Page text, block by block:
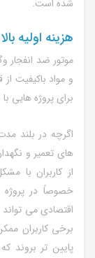
شده است.
هزینه اولیه بالا
و مواد باکیفیت
برای پروژه هایی
اگرچه در بلند
های تعمیر و
از کاربران با
خصوصاً در
اقتصادی می
برخی کاربران
پایین تر بروند